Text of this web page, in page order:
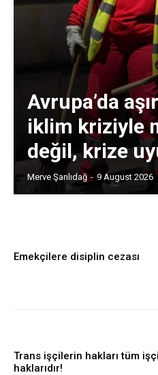
Avrupa’da
iklim kriziyle
değil, krize
Merve Şanlıdağ - 9 August 2026
Emekçilere disiplin cezası
Trans işçilerin hakları tüm
haklarıdır!